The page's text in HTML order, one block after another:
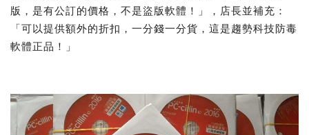
版，是有公訂的價格，不是盜版軟體！」，店長並補充：
「可以提供額外的折扣，一分錢一分貨，這是趨勢科技防毒
軟體正品！」